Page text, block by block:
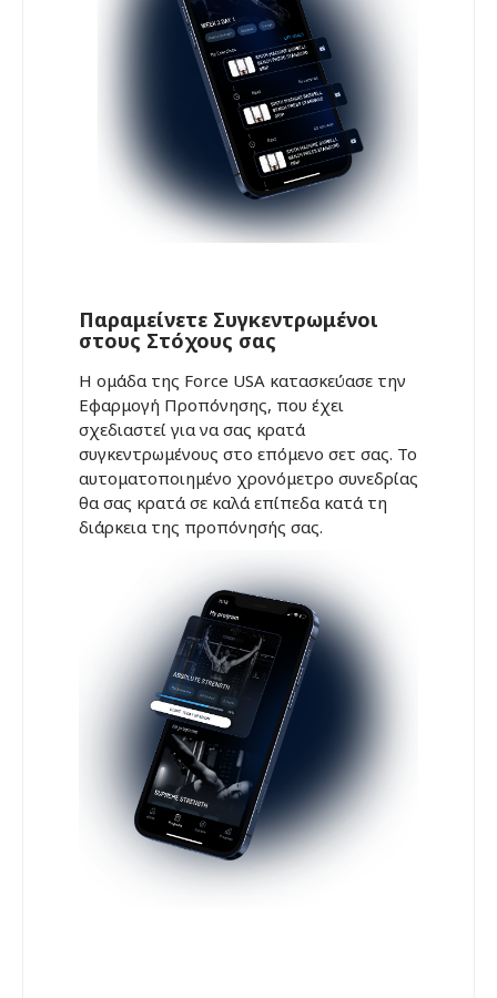
Παραμείνετε Συγκεντρωμένοι
στους Στόχους σας
Η ομάδα της Force USA κατασκεύασε την
Εφαρμογή Προπόνησης, που έχει
σχεδιαστεί για να σας κρατά
συγκεντρωμένους στο επόμενο σετ σας. Το
αυτοματοποιημένο χρονόμετρο συνεδρίας
θα σας κρατά σε καλά επίπεδα κατά τη
διάρκεια της προπόνησής σας.